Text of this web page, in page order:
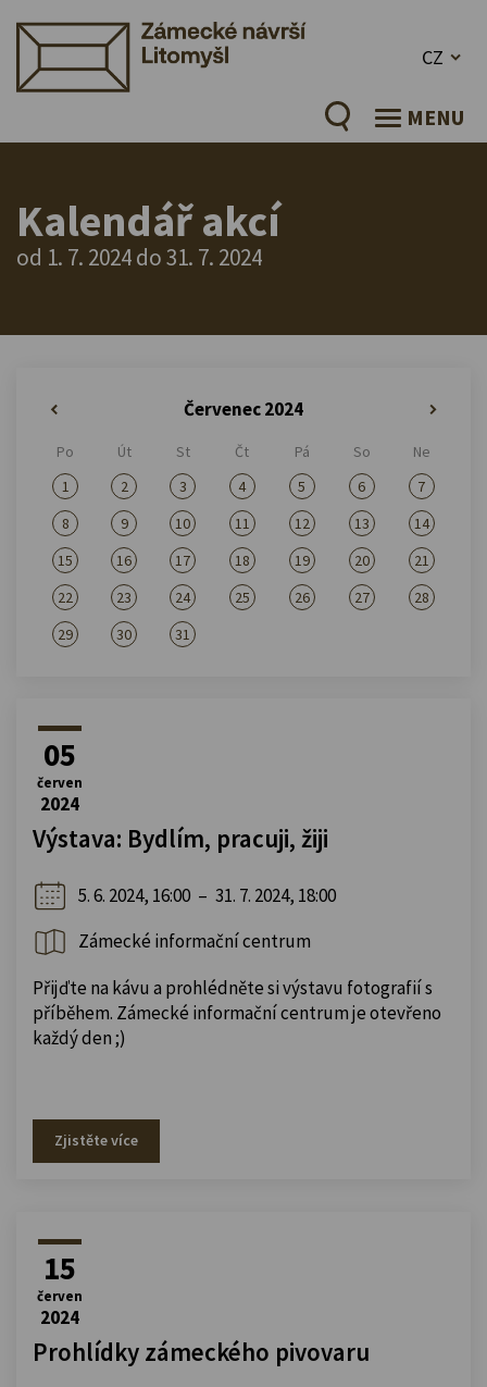
CZ
MENU
Kalendář akcí
od 1. 7. 2024 do 31. 7. 2024
Červenec 2024
Po Út St Čt Pá So
Ne
1
2 3 4 5 6
7
8
9 10 11 12 13
14
15
16 17 18 19 20
21
22
23 24 25 26 27
28
29
30 31
05
červen
2024
Výstava: Bydlím, pracuji, žiji
5. 6. 2024, 16:00 – 31. 7. 2024, 18:00
Zámecké informační centrum
Přijďte na kávu a prohlédněte si výstavu fotografií s
příběhem. Zámecké informační centrum je otevřeno
každý den ;)
Zjistěte více
15
červen
2024
Prohlídky zámeckého pivovaru